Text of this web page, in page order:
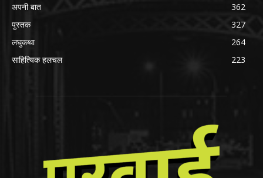
अपनी बात
362
पुस्तक
327
लघुकथा
264
साहित्यिक हलचल
223